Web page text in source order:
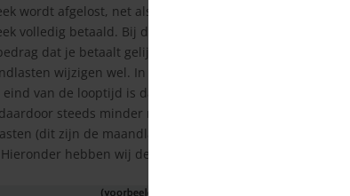
wordt afgelost, net als bij de
volledig betaald. Bij de annuïteitenhypotheek blijft
dat je betaalt gelijk, afgezien van eventuele
wijzigen wel. In het begin betaal je namelijk veel
eind van de looptijd is dat juist andersom: dan los je veel
steeds minder rente aftrekken van de belasting.
(dit zijn de maandlasten na het belastingvoordeel)
hebben wij de maandlasten van een